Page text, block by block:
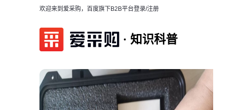
欢迎来到爱采购，百度旗下B2B平台登录/注册
知识科普